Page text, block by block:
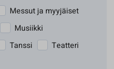
Messut ja myyjäiset
Musiikki
Tanssi
Teatteri